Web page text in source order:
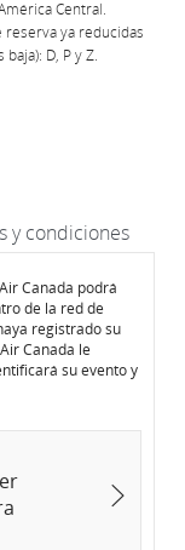
Central.
reserva ya reducidas
D, P y Z.
y condiciones
Canada podrá
de la red de
registrado su
Canada le
su evento y